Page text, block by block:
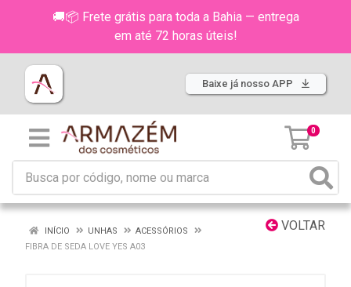
🚚📦 Frete grátis para toda a Bahia — entrega
em até 72 horas úteis!
Baixe já nosso APP
0
VOLTAR
INÍCIO UNHAS
ACESSÓRIOS
FIBRA DE SEDA LOVE YES A03